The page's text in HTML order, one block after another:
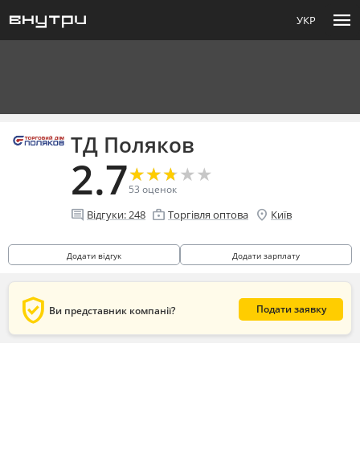
УКР menu
ТД Поляков
2.7★
★★
★★
★★
★★
★
53 оценок
comment Відгуки:248 enterprise Торгівля оптова location_on Київ
Додати відгук Додати зарплату
verified_user Ви представник компанії? Подати заявку